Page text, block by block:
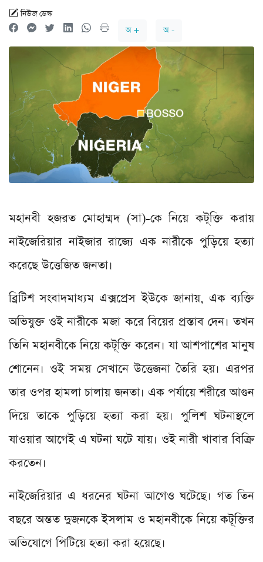
নিউজ ডেস্ক
অ +
অ -
মহানবী হজরত মোহাম্মদ (সা)-কে নিয়ে কটূক্তি করায়
নাইজেরিয়ার নাইজার রাজ্যে এক নারীকে পুড়িয়ে হত্যা
করেছে উত্তেজিত জনতা।
ব্রিটিশ সংবাদমাধ্যম এক্সপ্রেস ইউকে জানায়, এক ব্যক্তি
অভিযুক্ত ওই নারীকে মজা করে বিয়ের প্রস্তাব দেন। তখন
তিনি মহানবীকে নিয়ে কটূক্তি করেন। যা আশপাশের মানুষ
শোনেন। ওই সময় সেখানে উত্তেজনা তৈরি হয়। এরপর
তার ওপর হামলা চালায় জনতা। এক পর্যায়ে শরীরে আগুন
দিয়ে তাকে পুড়িয়ে হত্যা করা হয়। পুলিশ ঘটনাস্থলে
যাওয়ার আগেই এ ঘটনা ঘটে যায়। ওই নারী খাবার বিক্রি
করতেন।
নাইজেরিয়ার এ ধরনের ঘটনা আগেও ঘটেছে। গত তিন
বছরে অন্তত দুজনকে ইসলাম ও মহানবীকে নিয়ে কটূক্তির
অভিযোগে পিটিয়ে হত্যা করা হয়েছে।